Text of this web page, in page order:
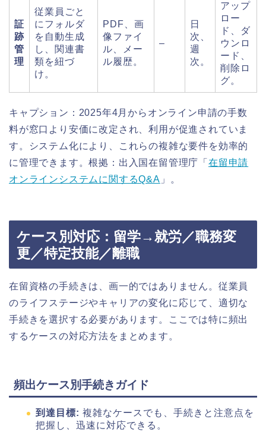
証
跡
管
理
従業員ごと
にフォルダ
を自動生成
し、関連書
類を紐づ
け。
PDF、画
像ファイ
ル、メー
ル履歴。
–
日
次、
週
次。
アップ
ロー
ド、ダ
ウンロ
ード、
削除ロ
グ。
キャプション：2025年4月からオンライン申請の手数
料が窓口より安価に改定され、利用が促進されていま
す。システム化により、これらの複雑な要件を効率的
に管理できます。根拠：出入国在留管理庁「 在留申請
オンラインシステムに関するQ&A 」。
ケース別対応：留学→就労／職務変
更／特定技能／離職
在留資格の手続きは、画一的ではありません。従業員
のライフステージやキャリアの変化に応じて、適切な
手続きを選択する必要があります。ここでは特に頻出
するケースの対応方法をまとめます。
頻出ケース別手続きガイド
到達目標: 複雑なケースでも、手続きと注意点を
把握し、迅速に対応できる。